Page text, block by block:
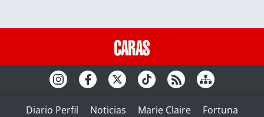
Diario Perfil Noticias Marie Claire Fortuna